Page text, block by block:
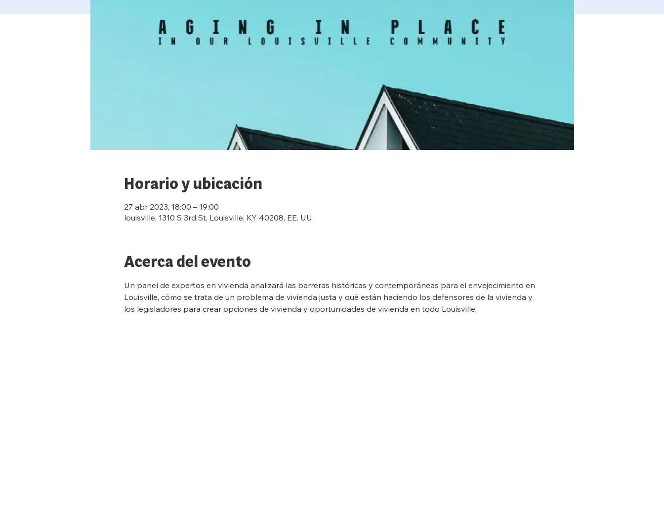
Horario y ubicación
27 abr 2023, 18:00 – 19:00
louisville, 1310 S 3rd St, Louisville, KY 40208, EE. UU.
Acerca del evento
Un panel de expertos en vivienda analizará las barreras históricas y contemporáneas para el envejecimiento en
Louisville, cómo se trata de un problema de vivienda justa y qué están haciendo los defensores de la vivienda y
los legisladores para crear opciones de vivienda y oportunidades de vivienda en todo Louisville.